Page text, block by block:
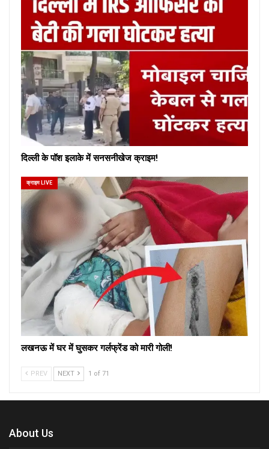
दिल्ली के पॉश इलाके में सनसनीखेज क्राइम!
क्राइम LIVE
लखनऊ में घर में घुसकर गर्लफ्रेंड को मारी गोली!
PREV NEXT 1 of 71
About Us